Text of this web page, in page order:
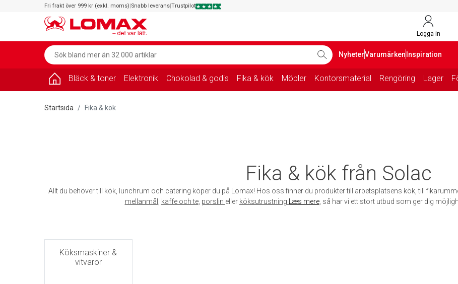
Fri frakt över 999 kr (exkl. moms)|Snabb leverans|Trustpilot
Logga in
NyheterVarumärken Inspiration
Bläck & toner Elektronik Chokolad & godis Fika & kök Möbler Kontorsmaterial Rengöring Lager
Startsida Fika & kök
Fika & kök från Solac
Allt du behöver till kök, lunchrum och catering köper du på Lomax! Hos oss finner du produkter till arbetsplatsens kök, till
mellanmål
kaffe och te, porslin eller köksutrustning Læs mere, så har vi ett stort utbud som ger dig
Köksmaskiner &
vitvaror